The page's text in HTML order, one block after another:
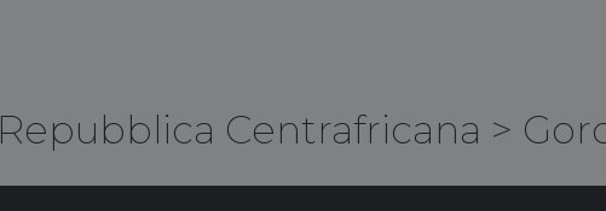
Repubblica Centrafricana >